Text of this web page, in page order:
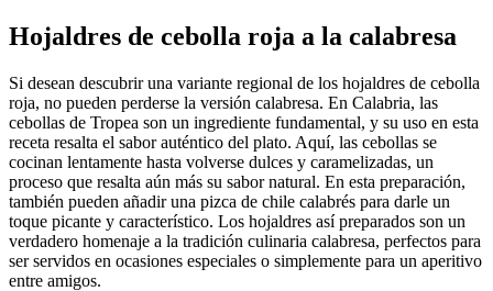
Hojaldres de cebolla roja a la calabresa
Si desean descubrir una variante regional de los hojaldres de cebolla
roja, no pueden perderse la versión calabresa. En Calabria, las
cebollas de Tropea son un ingrediente fundamental, y su uso en esta
receta resalta el sabor auténtico del plato. Aquí, las cebollas se
cocinan lentamente hasta volverse dulces y caramelizadas, un
proceso que resalta aún más su sabor natural. En esta preparación,
también pueden añadir una pizca de chile calabrés para darle un
toque picante y característico. Los hojaldres así preparados son un
verdadero homenaje a la tradición culinaria calabresa, perfectos para
ser servidos en ocasiones especiales o simplemente para un aperitivo
entre amigos.